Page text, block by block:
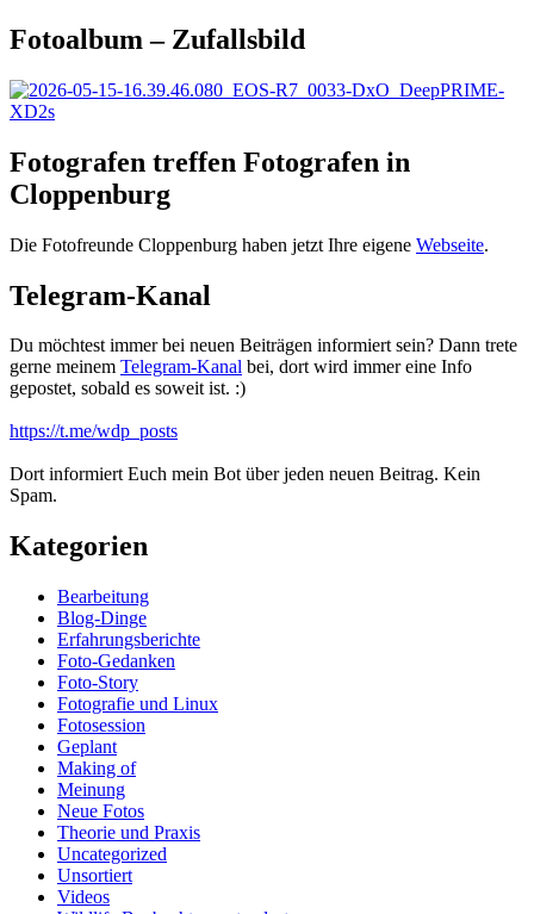
Fotoalbum – Zufallsbild
Fotografen treffen Fotografen in
Cloppenburg
Die Fotofreunde Cloppenburg haben jetzt Ihre eigene Webseite.
Telegram-Kanal
Du möchtest immer bei neuen Beiträgen informiert sein? Dann trete
gerne meinem Telegram-Kanal bei, dort wird immer eine Info
gepostet, sobald es soweit ist. :)
https://t.me/wdp_posts
Dort informiert Euch mein Bot über jeden neuen Beitrag. Kein
Spam.
Kategorien
Bearbeitung
Blog-Dinge
Erfahrungsberichte
Foto-Gedanken
Foto-Story
Fotografie und Linux
Fotosession
Geplant
Making of
Meinung
Neue Fotos
Theorie und Praxis
Uncategorized
Unsortiert
Videos